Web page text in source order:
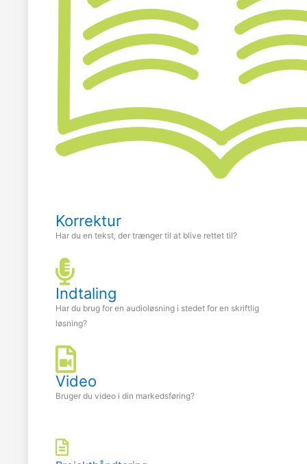
Korrektur
Har du en tekst, der trænger til at blive rettet til?
Indtaling
Har du brug for en audioløsning i stedet for en skriftlig
løsning?
Video
Bruger du video i din markedsføring?